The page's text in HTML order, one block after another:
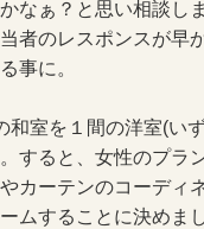
なぁ？と思い相談し
者のレスポンスが早
事に。
室を１間の洋室(い
すると、女性のプラ
カーテンのコーディ
ムすることに決めまし